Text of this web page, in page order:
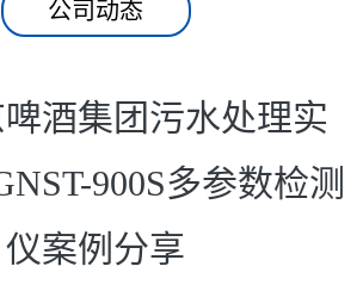
公司动态
酒集团污水处理实
900S多参数检测
仪案例分享